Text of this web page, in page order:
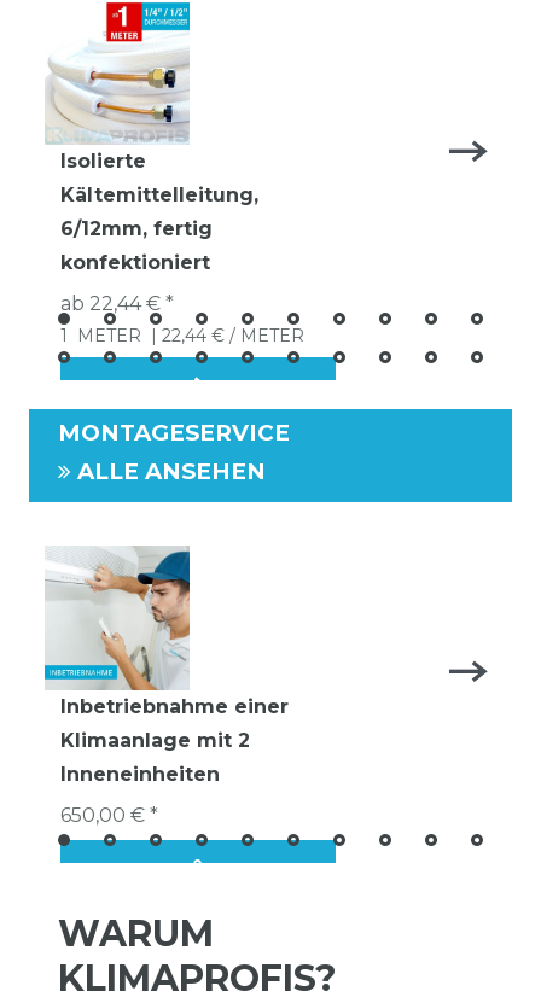
Isolierte
Kältemittelleitung,
6/12mm, fertig
konfektioniert
ab 22,44 € *
1 METER | 22,44 € / METER
MONTAGESERVICE
ALLE ANSEHEN
Inbetriebnahme einer
Klimaanlage mit 2
Inneneinheiten
650,00 € *
WARUM
KLIMAPROFIS?